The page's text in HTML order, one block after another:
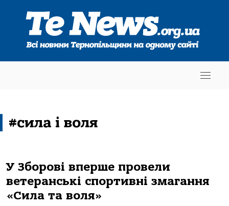
#сила і воля
У Зборові вперше провели
ветеранські спортивні змагання
«Сила та воля»